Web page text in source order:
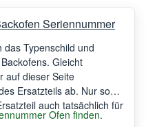
Seriennummer
das Typenschild und
Gleicht
auf dieser Seite
Ersatzteils ab. Nur so
auch tatsächlich für
Ofen finden.